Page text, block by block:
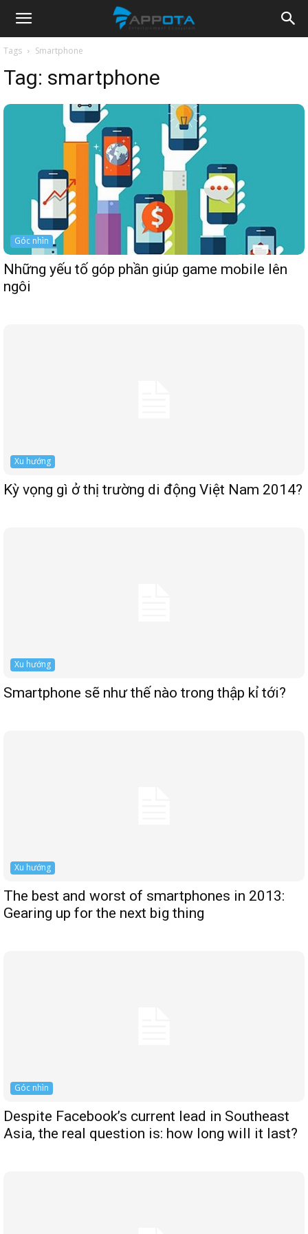
Appota
News
Tags Smartphone
Tag: smartphone
Góc nhìn
Những yếu tố góp phần giúp game mobile lên
ngôi
Xu hướng
Kỳ vọng gì ở thị trường di động Việt Nam 2014?
Xu hướng
Smartphone sẽ như thế nào trong thập kỉ tới?
Xu hướng
The best and worst of smartphones in 2013:
Gearing up for the next big thing
Góc nhìn
Despite Facebook’s current lead in Southeast
Asia, the real question is: how long will it last?